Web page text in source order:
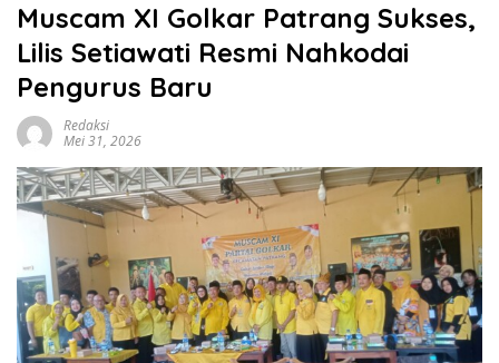
Muscam XI Golkar Patrang Sukses,
Lilis Setiawati Resmi Nahkodai
Pengurus Baru
Redaksi
Mei 31, 2026